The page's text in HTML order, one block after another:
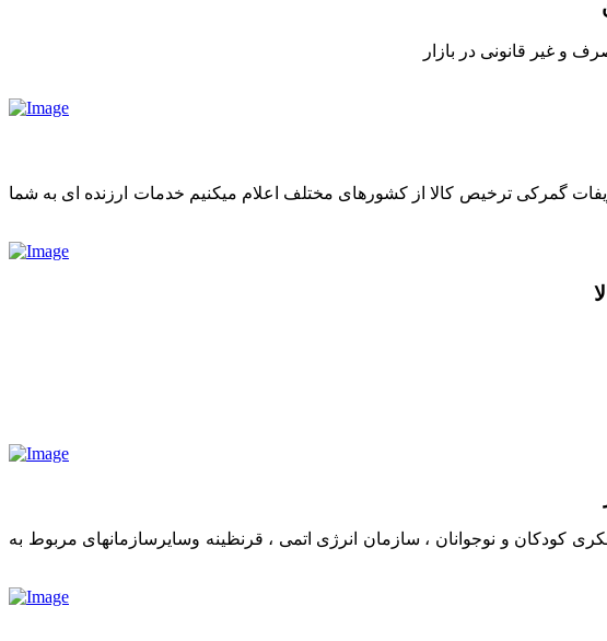
و غیر قانونی در بازار
گمرکی ترخیص کالا از کشورهای مختلف اعلام میکنیم خدمات ارزنده ای به شما
کودکان و نوجوانان ، سازمان انرژی اتمی ، قرنظینه وسایرسازمانهای مربوط به